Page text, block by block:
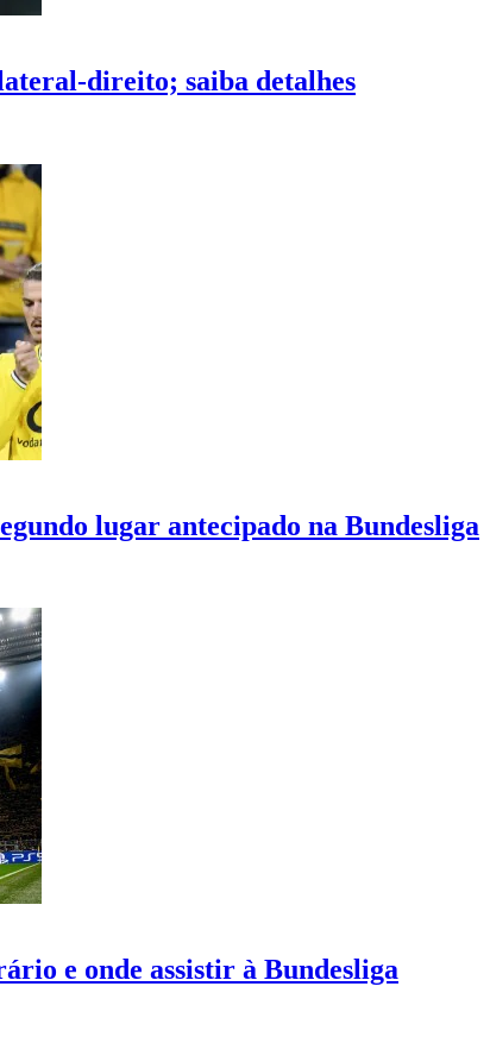
direito; saiba detalhes
lugar antecipado na Bundesliga
e onde assistir à Bundesliga